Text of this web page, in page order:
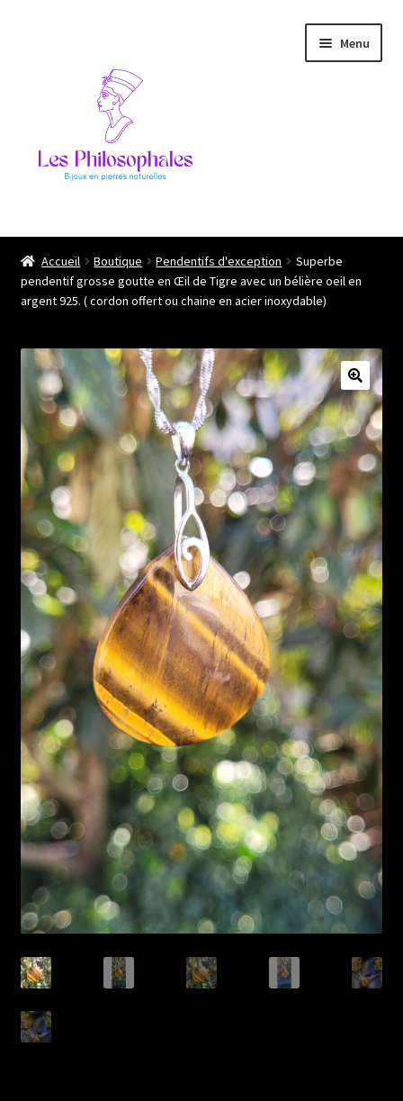
Menu
Les philosophales
menu
L’atelier
Ils me font confiance !
Accueil Boutique Pendentifs d'exception
Superbe
pendentif grosse goutte en Œil de Tigre avec un bélière oeil en
argent 925. ( cordon offert ou chaine en acier inoxydable)